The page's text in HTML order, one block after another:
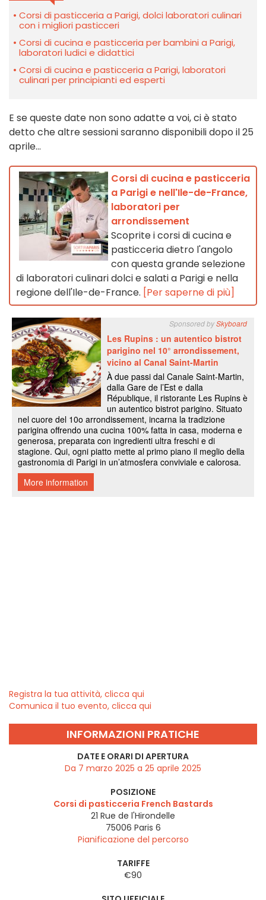
Corsi di pasticceria a Parigi, dolci laboratori culinari
con i migliori pasticceri
Corsi di cucina e pasticceria per bambini a Parigi,
laboratori ludici e didattici
Corsi di cucina e pasticceria a Parigi, laboratori
culinari per principianti ed esperti
E se queste date non sono adatte a voi, ci è stato
detto che altre sessioni saranno disponibili dopo il 25
aprile...
Corsi di cucina e pasticceria
a Parigi e nell'Ile-de-France,
laboratori per
arrondissement
Scoprite i corsi di cucina e
pasticceria dietro l'angolo
con questa grande selezione
di laboratori culinari dolci e salati a Parigi e nella
regione dell'Ile-de-France. [Per saperne di più]
Registra la tua attività, clicca qui
Comunica il tuo evento, clicca qui
INFORMAZIONI PRATICHE
DATE E ORARI DI APERTURA
Da 7 marzo 2025 a 25 aprile 2025
POSIZIONE
Corsi di pasticceria French Bastards
21 Rue de l'Hirondelle
75006 Paris 6
Pianificazione del percorso
TARIFFE
€90